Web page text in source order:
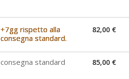
+7gg rispetto alla
consegna standard.
82,00 €
consegna standard 85,00 €